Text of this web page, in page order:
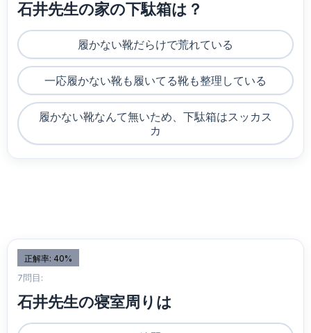
石井先生の家の下駄箱は？
履かない靴だらけで荒れている
一応履かない靴も履いてる靴も整理している
履かない靴なんて無いため、下駄箱はスッカス
カ
正解率: 40%
7問目:
石井先生の寝室周りは